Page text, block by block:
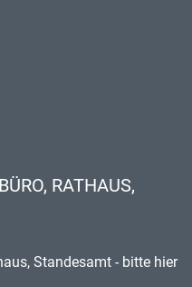
RATHAUS,
Standesamt - bitte hier